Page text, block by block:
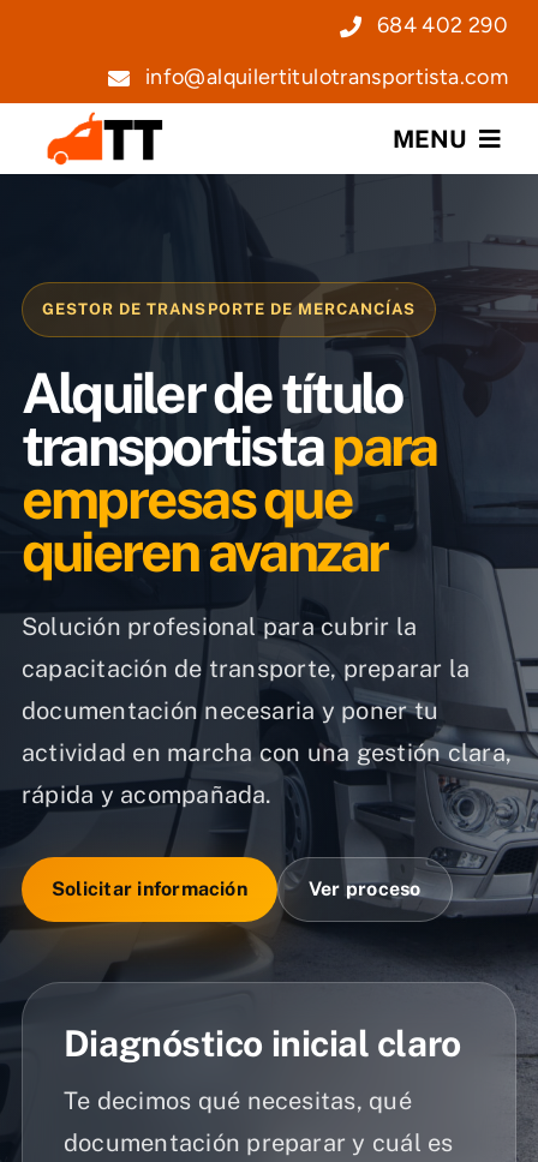
684 402 290
info@alquilertitulotransportista.com
MENU
Servicios
Noticias
Contacto
GESTOR DE TRANSPORTE DE MERCANCÍAS
Alquiler de título
transportistapara
empresas que
quieren avanzar
Solución profesional para cubrir la
capacitación de transporte, preparar la
documentación necesaria y poner tu
actividad en marcha con una gestión clara,
rápida y acompañada.
Solicitar información Ver proceso
Diagnóstico inicial claro
Te decimos qué necesitas, qué
documentación preparar y cuál es